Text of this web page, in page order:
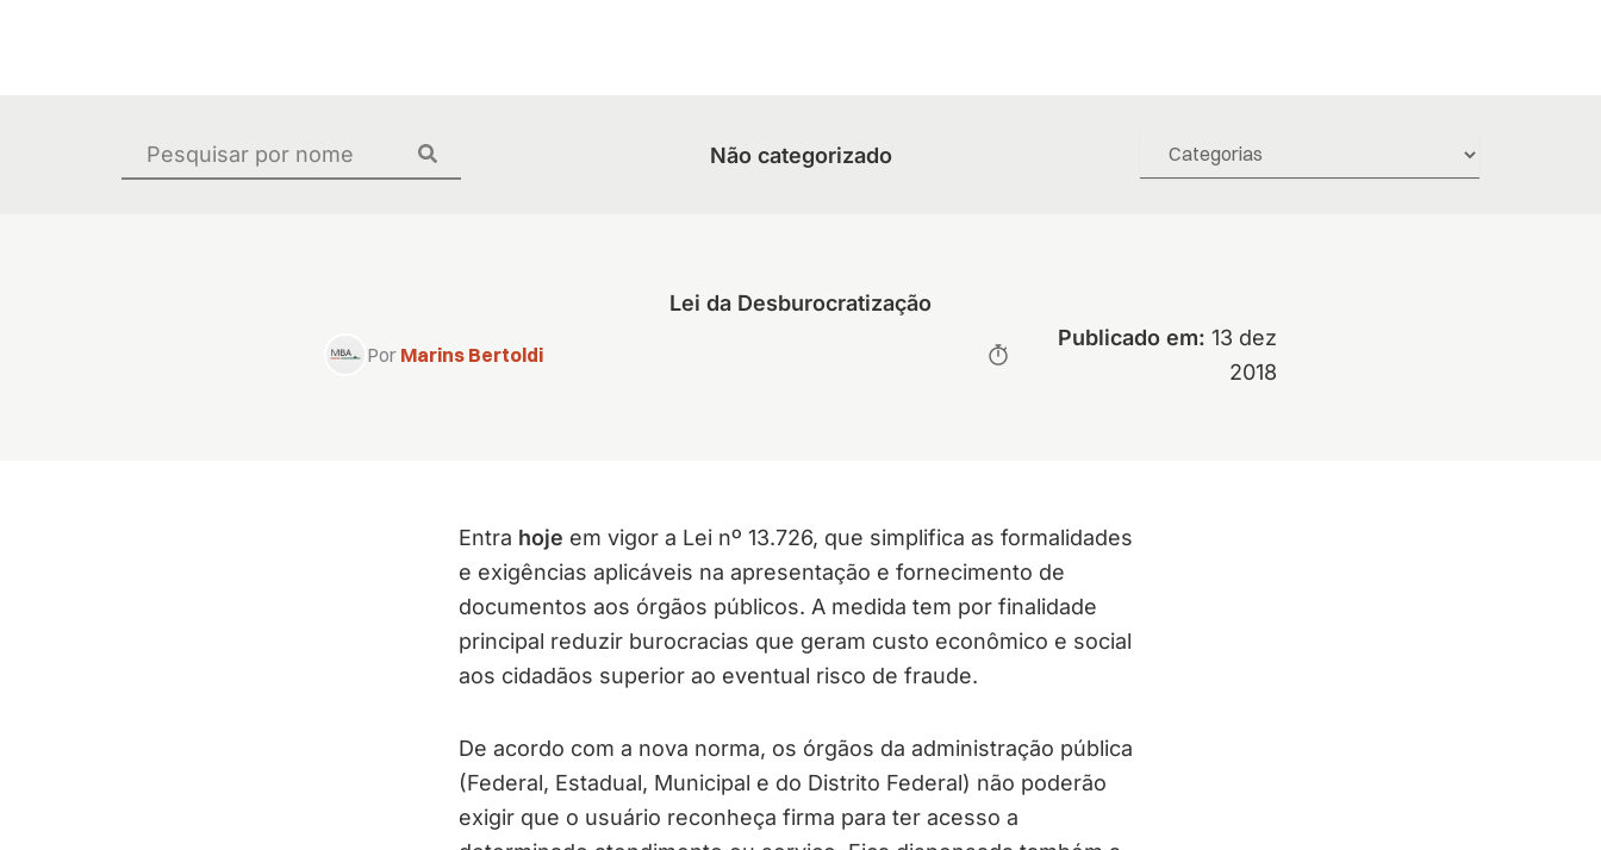
Não categorizado
Lei da Desburocratização
Por Marins Bertoldi
Publicado em: 13 dez
2018
Entra hoje em vigor a Lei nº 13.726, que simplifica as formalidades
e exigências aplicáveis na apresentação e fornecimento de
documentos aos órgãos públicos. A medida tem por finalidade
principal reduzir burocracias que geram custo econômico e social
aos cidadãos superior ao eventual risco de fraude.
De acordo com a nova norma, os órgãos da administração pública
(Federal, Estadual, Municipal e do Distrito Federal) não poderão
exigir que o usuário reconheça firma para ter acesso a